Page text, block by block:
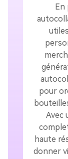
En
pour
Avec
haute
donner